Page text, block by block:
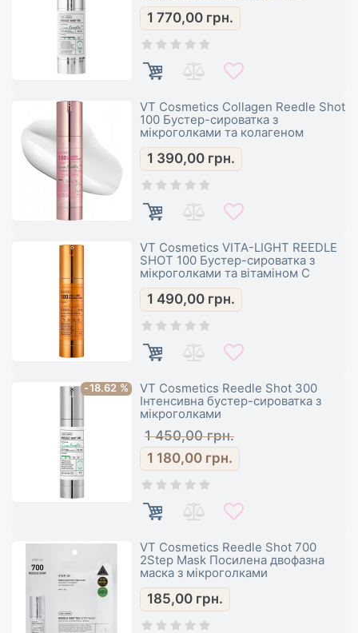
1 770,00 грн.
VT Cosmetics Collagen Reedle Shot
100 Бустер-сироватка з
мікроголками та колагеном
1 390,00 грн.
VT Cosmetics VITA-LIGHT REEDLE
SHOT 100 Бустер-сироватка з
мікроголками та вітаміном C
1 490,00 грн.
-18.62 %
VT Cosmetics Reedle Shot 300
Інтенсивна бустер-сироватка з
мікроголками
1 450,00 грн.
1 180,00 грн.
VT Cosmetics Reedle Shot 700
2Step Mask Посилена двофазна
маска з мікроголками
185,00 грн.